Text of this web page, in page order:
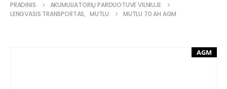
PRADINIS
AKUMULIATORIŲ PARDUOTUVĖ VILNIUJE
LENGVASIS TRANSPORTAS, MUTLU MUTLU 70 AH AGM
AGM